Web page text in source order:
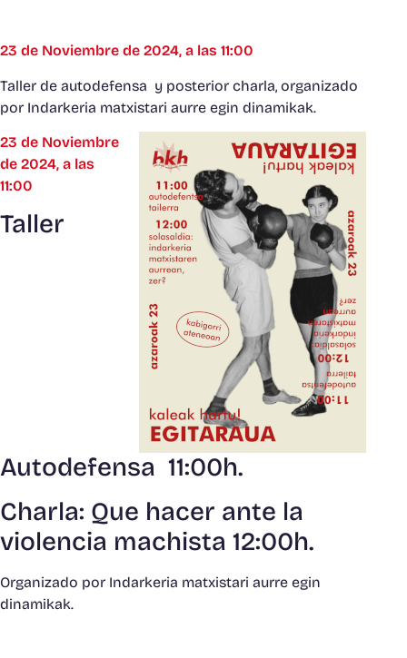
23 de Noviembre de 2024, a las 11:00
Taller de autodefensa y posterior charla, organizado
por Indarkeria matxistari aurre egin dinamikak.
23 de Noviembre
de 2024, a las
11:00
Taller
Autodefensa 11:00h.
Charla: Que hacer ante la
violencia machista 12:00h.
Organizado por Indarkeria matxistari aurre egin
dinamikak.